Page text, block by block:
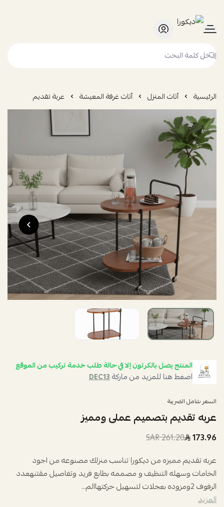
ديكورا
الرئيسية أثاث المنزل أثاث غرفة المعيشة عربة تقديم
المنتج يصل بالكرتون إلا في حالة طلب خدمة تركيب من الموقع
اضغط هنا للمزيد من ماركةDEC13
السعر شامل الضريبة
عربه تقديم بتصميم عملى ومميز
173.96
261.20 SAR
عربه تقديم مميزه من ديكورا تناسب منزلك مصنوعه من اجود
الخامات وسهله التنظيف و مصممه بطابع فريد وتفاصيل مقتنهعدد
الرفوف 2ومزوده بعجلات لتسهيل حركتهاالم...
المزيد